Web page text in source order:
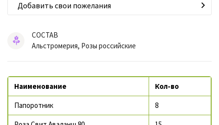
Добавить свои пожелания
СОСТАВ
Альстромерия, Розы российские
Наименование Кол-во
Папоротник 8